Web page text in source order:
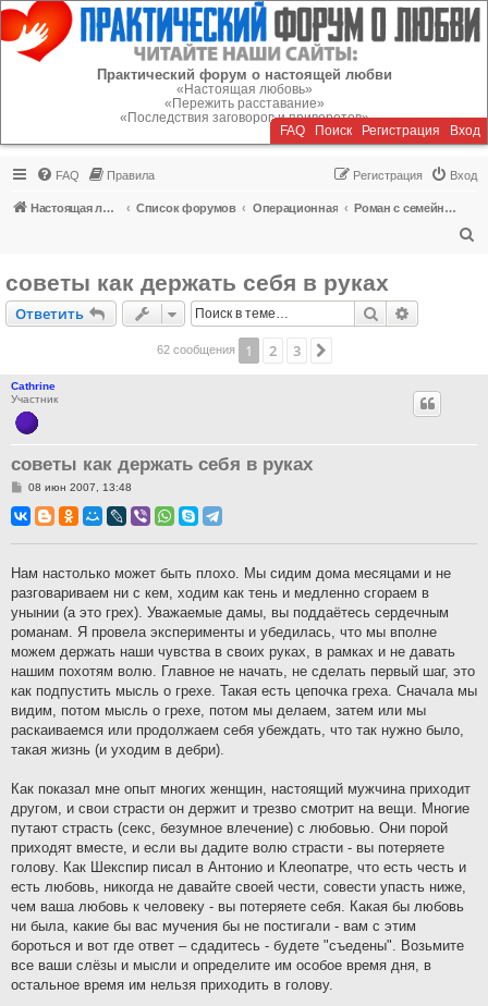
Регистрация
Практический форум о настоящей любви
«Настоящая любовь»
«Пережить расставание»
«Последствия заговоров и приворотов»
FAQ Поиск Регистрация Вход
FAQ Правила Вход
Регистрация
Настоящая любовь Список форумов Операционная
Роман с семейным человеком
советы как держать себя в руках
Ответить
Ответить Поиск
62 сообщения 1 2 3
Cathrine
Участник
советы как держать себя в руках
С
о
б
и
е
08 июн 2007, 13:48
Нам настолько может быть плохо. Мы сидим дома месяцами и не
разговариваем ни с кем, ходим как тень и медленно сгораем в
унынии (а это грех). Уважаемые дамы, вы поддаётесь сердечным
романам. Я провела эксперименты и убедилась, что мы вполне
можем держать наши чувства в своих руках, в рамках и не давать
нашим похотям волю. Главное не начать, не сделать первый шаг, это
как подпустить мысль о грехе. Такая есть цепочка греха. Сначала мы
видим, потом мысль о грехе, потом мы делаем, затем или мы
раскаиваемся или продолжаем себя убеждать, что так нужно было,
такая жизнь (и уходим в дебри).
Как показал мне опыт многих женщин, настоящий мужчина приходит
другом, и свои страсти он держит и трезво смотрит на вещи. Многие
путают страсть (секс, безумное влечение) с любовью. Они порой
приходят вместе, и если вы дадите волю страсти - вы потеряете
голову. Как Шекспир писал в Антонио и Клеопатре, что есть честь и
есть любовь, никогда не давайте своей чести, совести упасть ниже,
чем ваша любовь к человеку - вы потеряете себя. Какая бы любовь
ни была, какие бы вас мучения бы не постигали - вам с этим
бороться и вот где ответ – сдадитесь - будете "съедены". Возьмите
все ваши слёзы и мысли и определите им особое время дня, в
остальное время им нельзя приходить в голову.